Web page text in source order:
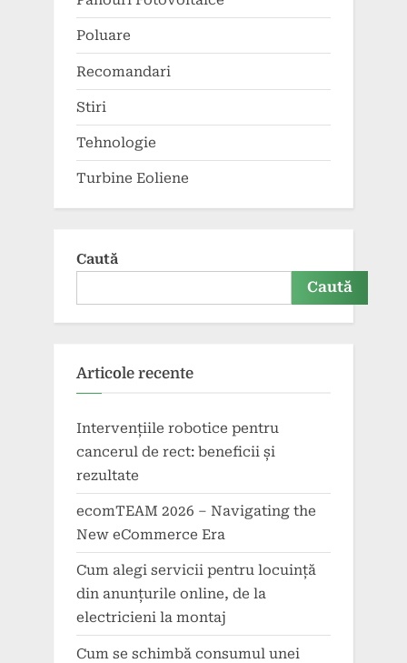
Poluare
Recomandari
Stiri
Tehnologie
Turbine Eoliene
Caută
Caută
Articole recente
Intervențiile robotice pentru
cancerul de rect: beneficii și
rezultate
ecomTEAM 2026 – Navigating the
New eCommerce Era
Cum alegi servicii pentru locuință
din anunțurile online, de la
electricieni la montaj
Cum se schimbă consumul unei